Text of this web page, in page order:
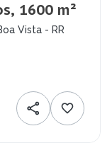
1600 m²
Vista - RR